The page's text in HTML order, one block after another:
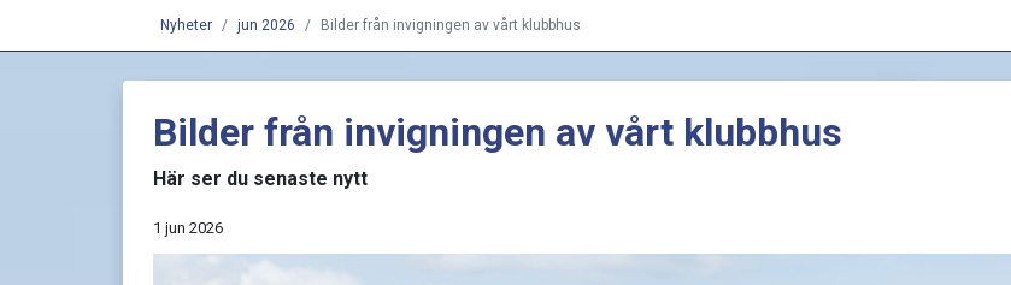
Nyheter jun 2026 Bilder från invigningen av vårt klubbhus
Bilder från invigningen av vårt klubbhus
Här ser du senaste nytt
1 jun 2026